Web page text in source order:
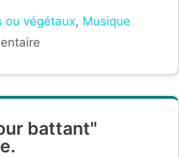
ou végétaux, Musique
battant"